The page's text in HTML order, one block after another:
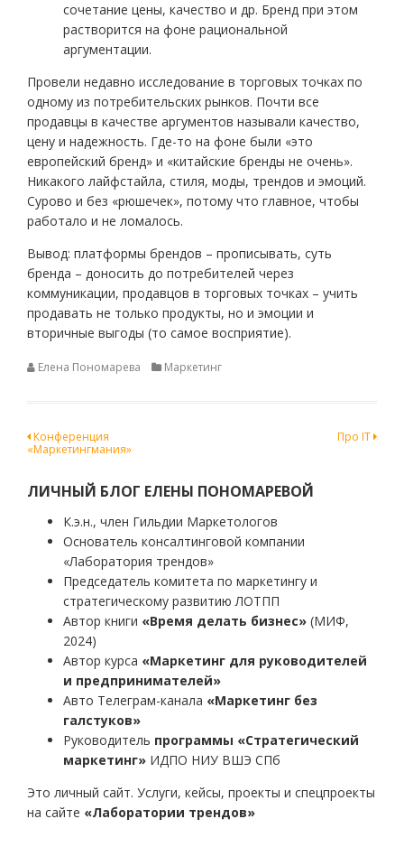
сочетание цены, качество и др. Бренд при этом
растворится на фоне рациональной
аргументации.
Провели недавно исследование в торговых точках по
одному из потребительских рынков. Почти все
продавцы в качестве аргументов называли качество,
цену и надежность. Где-то на фоне были «это
европейский бренд» и «китайские бренды не очень».
Никакого лайфстайла, стиля, моды, трендов и эмоций.
Сурово и без «рюшечек», потому что главное, чтобы
работало и не ломалось.
Вывод: платформы брендов – прописывать, суть
бренда – доносить до потребителей через
коммуникации, продавцов в торговых точках – учить
продавать не только продукты, но и эмоции и
вторичные выгоды (то самое восприятие).
Елена Пономарева Маркетинг
Навигация
записям
Конференция
«Маркетингмания»
Про IT
ЛИЧНЫЙ БЛОГ ЕЛЕНЫ ПОНОМАРЕВОЙ
К.э.н., член Гильдии Маркетологов
Основатель консалтинговой компании
«Лаборатория трендов»
Председатель комитета по маркетингу и
стратегическому развитию ЛОТПП
Автор книги «Время делать бизнес» (МИФ,
2024)
Автор курса «Маркетинг для руководителей
и предпринимателей»
Авто Телеграм-канала «Маркетинг без
галстуков»
Руководитель программы «Стратегический
маркетинг» ИДПО НИУ ВШЭ СПб
Это личный сайт. Услуги, кейсы, проекты и спецпроекты
на сайте «Лаборатории трендов»